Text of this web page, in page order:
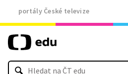
portály České televize